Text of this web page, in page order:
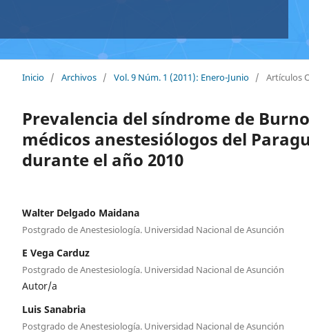
Inicio / Archivos / Vol. 9 Núm. 1 (2011): Enero-Junio / Artículos
Prevalencia del síndrome de
médicos anestesiólogos del
durante el año 2010
Walter Delgado Maidana
Postgrado de Anestesiología. Universidad Nacional de Asunción
E Vega Carduz
Postgrado de Anestesiología. Universidad Nacional de Asunción
Autor/a
Luis Sanabria
Postgrado de Anestesiología. Universidad Nacional de Asunción